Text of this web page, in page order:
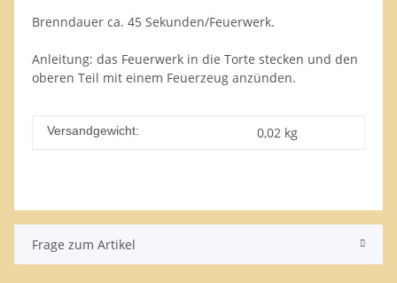
Brenndauer ca. 45 Sekunden/Feuerwerk.
Anleitung: das Feuerwerk in die Torte stecken und den
oberen Teil mit einem Feuerzeug anzünden.
Versandgewicht: 0,02 kg
Frage zum Artikel